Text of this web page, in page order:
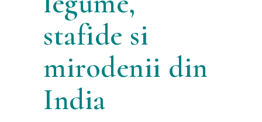
stafide si
mirodenii din
India